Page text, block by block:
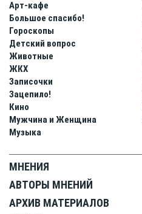
Арт-кафе
Большое спасибо!
Гороскопы
Детский вопрос
Животные
ЖКХ
Записочки
Зацепило!
Кино
Мужчина и Женщина
Музыка
МНЕНИЯ
АВТОРЫ МНЕНИЙ
АРХИВ МАТЕРИАЛОВ